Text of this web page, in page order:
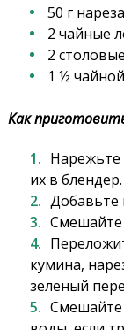
50 г
2 чайные
2
1 ½
Как
Нарежьте
их в блендер.
Добавьте
Смешайте
кумина,
зеленый
Смешайте